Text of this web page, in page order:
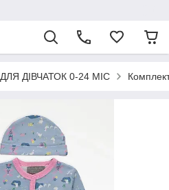
ДЛЯ ДІВЧАТОК 0-24 МІС